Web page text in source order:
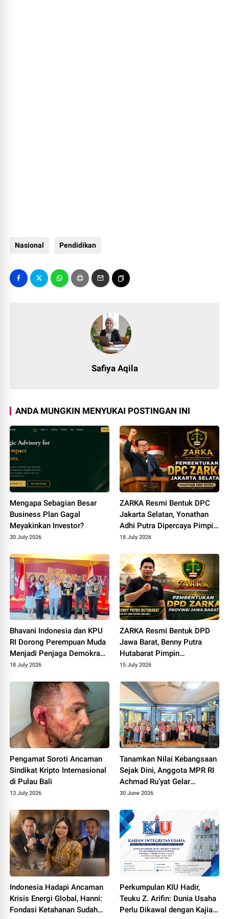
Nasional Pendidikan
Safiya Aqila
ANDA MUNGKIN MENYUKAI POSTINGAN INI
Mengapa Sebagian Besar
Business Plan Gagal
Meyakinkan Investor?
30 July 2026
ZARKA Resmi Bentuk DPC
Jakarta Selatan, Yonathan
Adhi Putra Dipercaya Pimpin
Gerakan Kontrol Sosial
18 July 2026
Bhavani Indonesia dan KPU
RI Dorong Perempuan Muda
Menjadi Penjaga Demokrasi
Melalui Pendidikan Pemilih
18 July 2026
ZARKA Resmi Bentuk DPD
Jawa Barat, Benny Putra
Hutabarat Pimpin
Konsolidasi Gerakan Rakyat
15 July 2026
Pengamat Soroti Ancaman
Sindikat Kripto Internasional
di Pulau Bali
13 July 2026
Tanamkan Nilai Kebangsaan
Sejak Dini, Anggota MPR RI
Achmad Ru’yat Gelar
Sosialisasi 4 Pilar di
30 June 2026
Indonesia Hadapi Ancaman
Krisis Energi Global, Hanni:
Fondasi Ketahanan Sudah
Perkumpulan KIU Hadir,
Teuku Z. Arifin: Dunia Usaha
Perlu Dikawal dengan Kajian